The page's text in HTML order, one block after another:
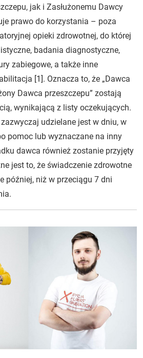
jak i Zasłużonemu Dawcy
prawo do korzystania – poza
opieki zdrowotnej, do której
badania diagnostyczne,
zabiegowe, a także inne
[1]. Oznacza to, że „Dawca
Dawca przeszczepu” zostają
wynikającą z listy oczekujących.
udzielane jest w dniu, w
pomoc lub wyznaczane na inny
dawca również zostanie przyjęty
jest to, że świadczenie zdrowotne
później, niż w przeciągu 7 dni